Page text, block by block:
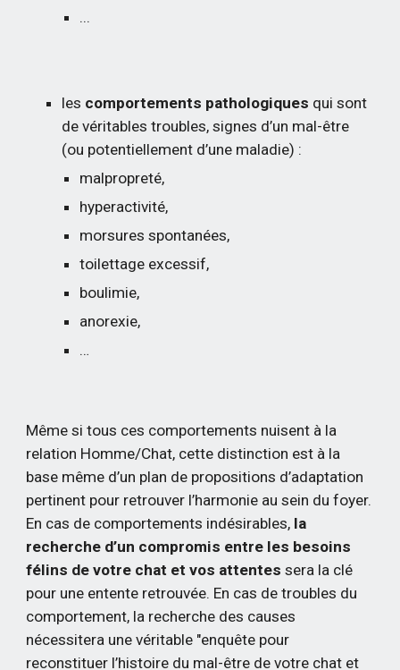
...
les comportements pathologiques qui sont
de véritables troubles, signes d’un mal-être
(ou potentiellement d’une maladie) :
malpropreté,
hyperactivité,
morsures spontanées,
toilettage excessif,
boulimie,
anorexie,
…
Même si tous ces comportements nuisent à la
relation Homme/Chat, cette distinction est à la
base même d’un plan de propositions d’adaptation
pertinent pour retrouver l’harmonie au sein du foyer.
En cas de comportements indésirables, la
recherche d’un compromis entre les besoins
félins de votre chat et vos attentes sera la clé
pour une entente retrouvée. En cas de troubles du
comportement, la recherche des causes
nécessitera une véritable "enquête pour